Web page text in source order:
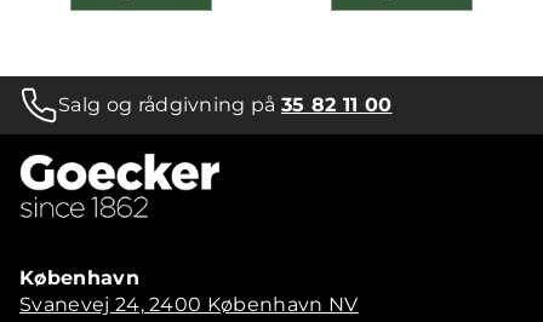
Salg og rådgivning på35 82 11 00
København
Svanevej 24, 2400 København NV